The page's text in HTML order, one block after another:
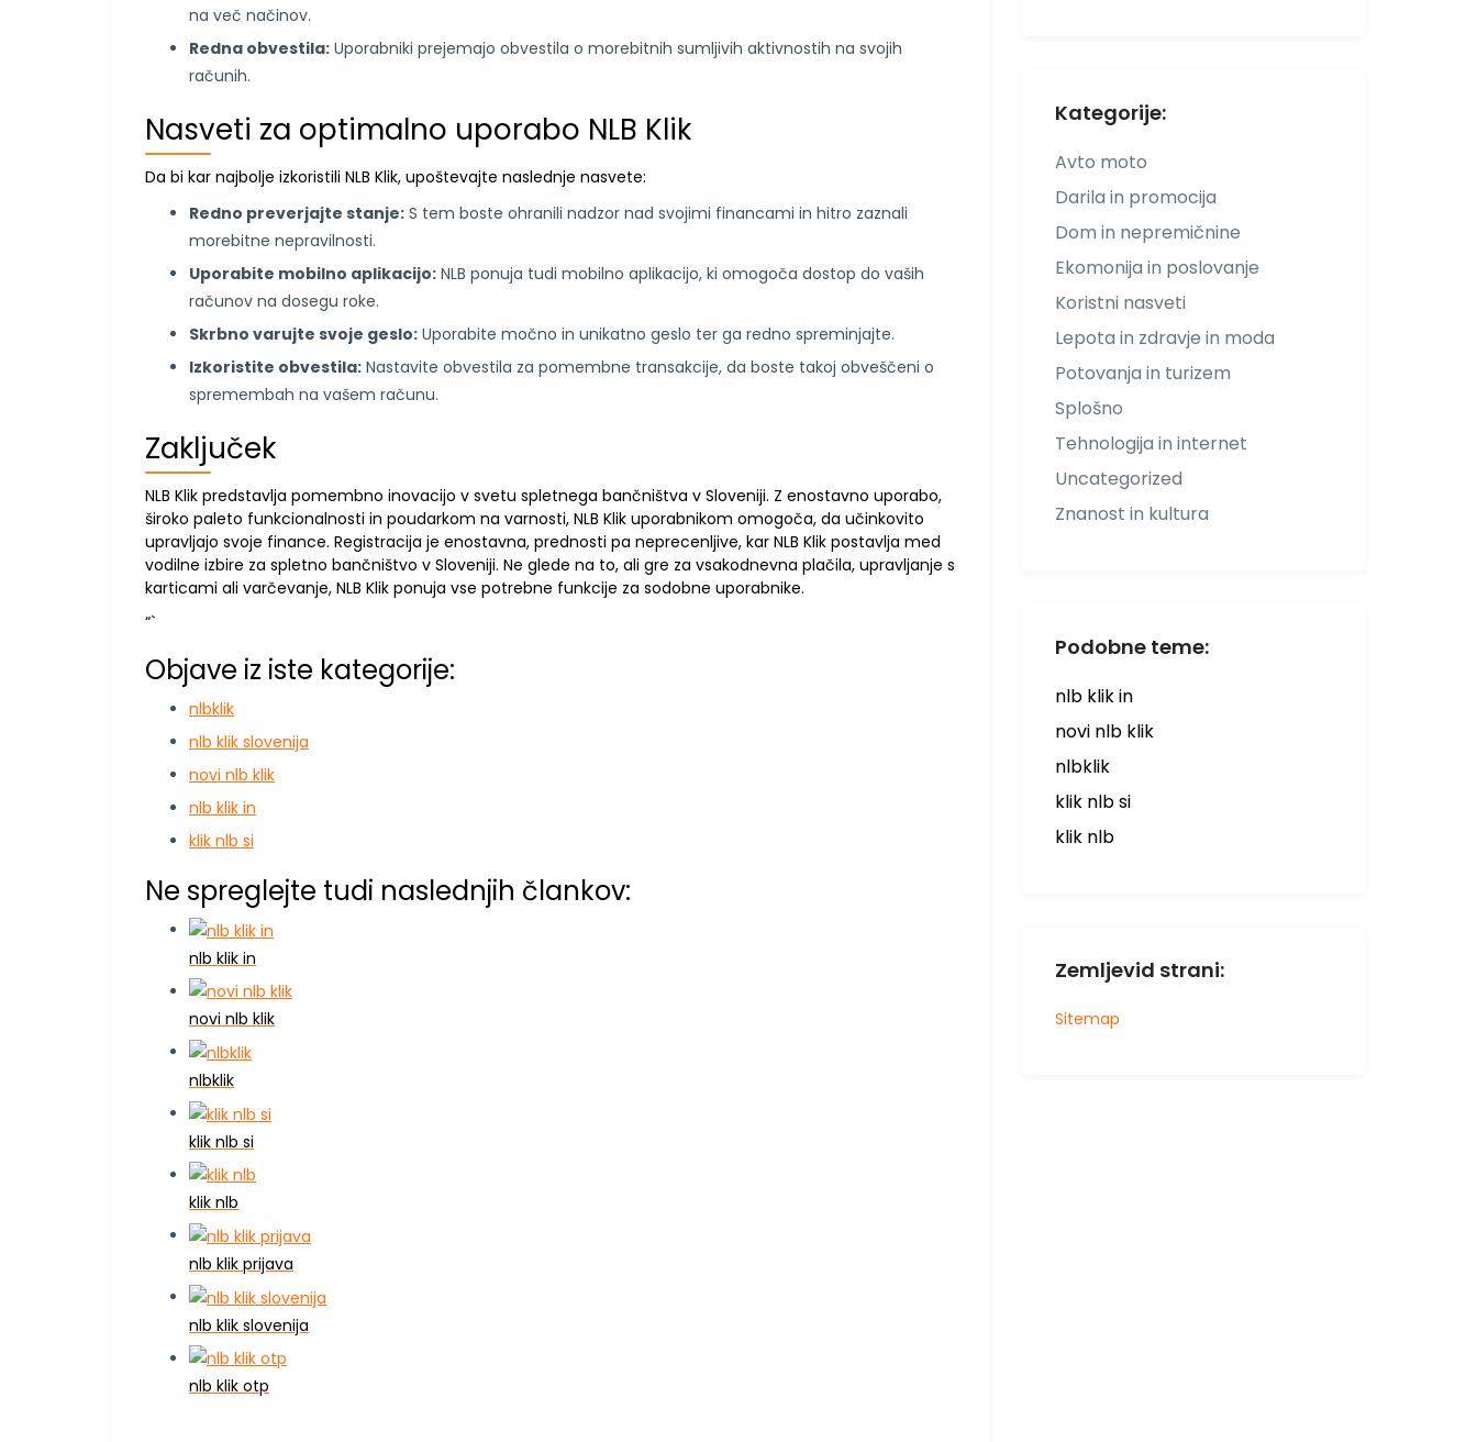
na več načinov.
Redna obvestila: Uporabniki prejemajo obvestila o morebitnih sumljivih aktivnostih na svojih
računih.
Nasveti za optimalno uporabo NLB Klik
Da bi kar najbolje izkoristili NLB Klik, upoštevajte naslednje nasvete:
Redno preverjajte stanje: S tem boste ohranili nadzor nad svojimi financami in hitro zaznali
morebitne nepravilnosti.
Uporabite mobilno aplikacijo: NLB ponuja tudi mobilno aplikacijo, ki omogoča dostop do vaših
računov na dosegu roke.
Skrbno varujte svoje geslo: Uporabite močno in unikatno geslo ter ga redno spreminjajte.
Izkoristite obvestila: Nastavite obvestila za pomembne transakcije, da boste takoj obveščeni o
spremembah na vašem računu.
Zaključek
NLB Klik predstavlja pomembno inovacijo v svetu spletnega bančništva v Sloveniji. Z enostavno uporabo,
široko paleto funkcionalnosti in poudarkom na varnosti, NLB Klik uporabnikom omogoča, da učinkovito
upravljajo svoje finance. Registracija je enostavna, prednosti pa neprecenljive, kar NLB Klik postavlja med
vodilne izbire za spletno bančništvo v Sloveniji. Ne glede na to, ali gre za vsakodnevna plačila, upravljanje s
karticami ali varčevanje, NLB Klik ponuja vse potrebne funkcije za sodobne uporabnike.
“`
Objave iz iste kategorije:
nlbklik
nlb klik slovenija
novi nlb klik
nlb klik in
klik nlb si
Ne spreglejte tudi naslednjih člankov:
nlb klik in
novi nlb klik
nlbklik
klik nlb si
klik nlb
nlb klik prijava
nlb klik slovenija
nlb klik otp
Kategorije:
Avto moto
Darila in promocija
Dom in nepremičnine
Ekomonija in poslovanje
Koristni nasveti
Lepota in zdravje in moda
Potovanja in turizem
Splošno
Tehnologija in internet
Uncategorized
Znanost in kultura
Podobne teme:
nlb klik in
novi nlb klik
nlbklik
klik nlb si
klik nlb
Zemljevid strani:
Sitemap